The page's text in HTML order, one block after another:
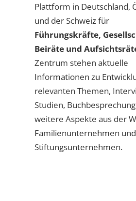
Plattform in Deutschland,
und der Schweiz für
Führungskräfte,
Beiräte und
Zentrum stehen aktuelle
Informationen zu
relevanten Themen,
Studien,
weitere Aspekte aus der
Familienunternehmen und
Stiftungsunternehmen.